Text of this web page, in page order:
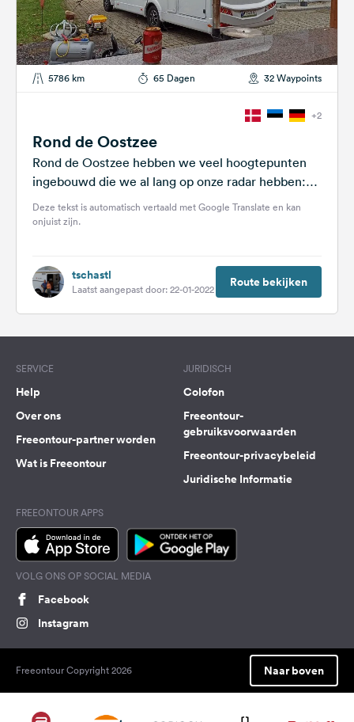
5786 km 65 Dagen 32 Waypoints
+2
Rond de Oostzee
Rond de Oostzee hebben we veel hoogtepunten
ingebouwd die we al lang op onze radar hebben:
Krakau en Auschwitz, het...
Deze tekst is automatisch vertaald met Google Translate en kan
onjuist zijn.
tschastl
Laatst aangepast door: 22-01-2022 Route bekijken
SERVICE
Help
Over ons
Freeontour-partner worden
Wat is Freeontour
JURIDISCH
Colofon
Freeontour-
gebruiksvoorwaarden
Freeontour-privacybeleid
Juridische Informatie
FREEONTOUR APPS
VOLG ONS OP SOCIAL MEDIA
Facebook
Instagram
Freeontour Copyright 2026 Naar boven